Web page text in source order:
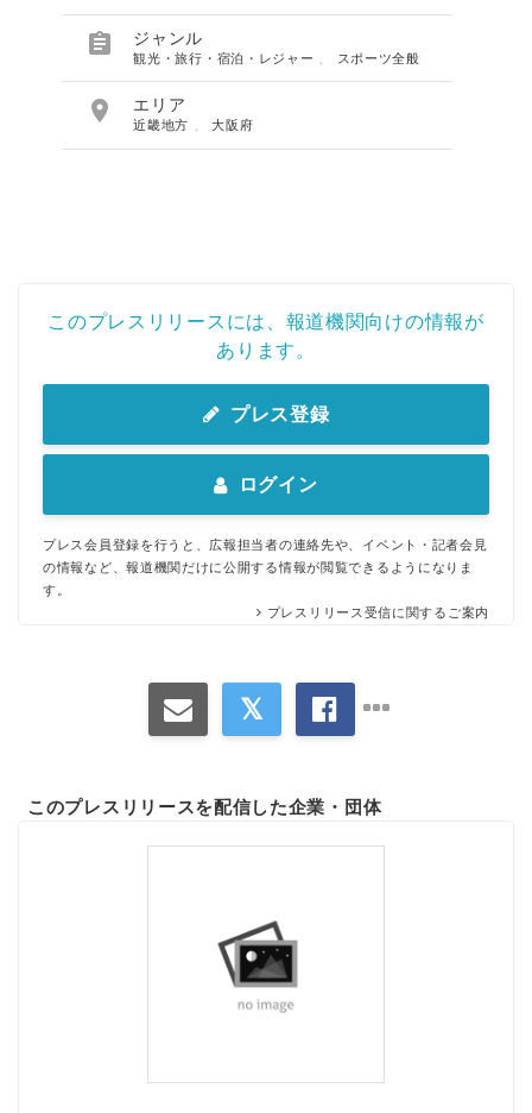
 ジャンル
観光・旅行・宿泊・レジャー スポーツ全般
 エリア
近畿地方 、大阪府
このプレスリリースには、報道機関向けの情報が
あります。
プレス登録
ログイン
プレス会員登録を行うと、広報担当者の連絡先や、イベント・記者会見
の情報など、報道機関だけに公開する情報が閲覧できるようになりま
す。
プレスリリース受信に関するご案内
このプレスリリースを配信した企業・団体